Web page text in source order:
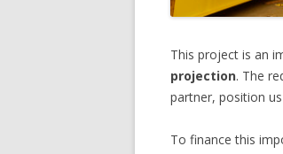
This project is an
projection. The
partner, position
To finance this